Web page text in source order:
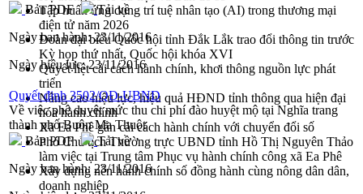
Tập huấn ứng dụng trí tuệ nhân tạo (AI) trong thương mại
điện tử năm 2026
Đoàn đại biểu Quốc hội tỉnh Đắk Lắk trao đổi thông tin trước
Kỳ họp thứ nhất, Quốc hội khóa XVI
Quyết liệt cải cách hành chính, khơi thông nguồn lực phát
triển
Nâng cao hiệu lực, hiệu quả HĐND tỉnh thông qua hiện đại
hóa hành chính
Xã Ea Phê gắn cải cách hành chính với chuyển đổi số
Phó Chủ tịch Thường trực UBND tỉnh Hồ Thị Nguyên Thảo
làm việc tại Trung tâm Phục vụ hành chính công xã Ea Phê
Xây dựng nền hành chính số đồng hành cùng nông dân dân,
doanh nghiệp
Bản PDF
Tải về
Ngày ban hành:23/11/2016
Ngày hiệu lực:23/11/2016
Quyết định 3502/QĐ-UBND
Về việc phê duyệt mức thu chi phí đào huyệt mộ tại Nghĩa trang
thành phố Buôn Ma Thuột
Bản PDF
Tải về
Ngày ban hành: 23/11/2016